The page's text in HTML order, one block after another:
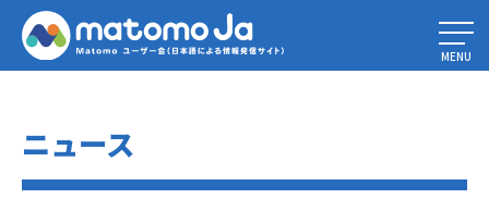
Home»
マーケティング、セールス、その他のためのアナリティクスとレポ
ートの使い方»Matomo-Transitions-Feature
MENU
ニュース